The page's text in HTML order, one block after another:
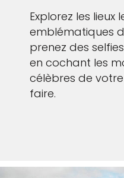
Explorez les lieux
emblématiques
prenez des
en cochant les
célèbres de
faire.